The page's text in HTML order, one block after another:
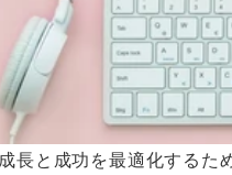
長と成功を最適化する